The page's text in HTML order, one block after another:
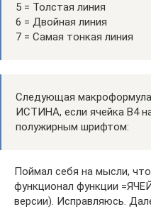
5 = Толстая линия
6 = Двойная линия
7 = Самая тонкая линия
Следующая
ИСТИНА, если ячейка B4
полужирным шрифтом:
Поймал себя на мысли,
функционал функции
версии). Исправляюсь.